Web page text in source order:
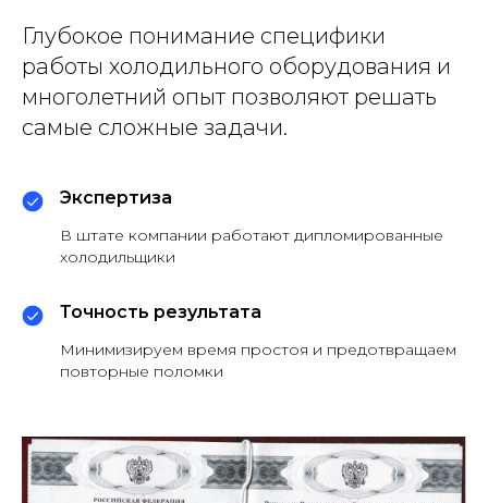
Глубокое понимание специфики
работы холодильного оборудования и
многолетний опыт позволяют решать
самые сложные задачи.
Экспертиза
В штате компании работают дипломированные
холодильщики
Точность результата
Минимизируем время простоя и предотвращаем
повторные поломки